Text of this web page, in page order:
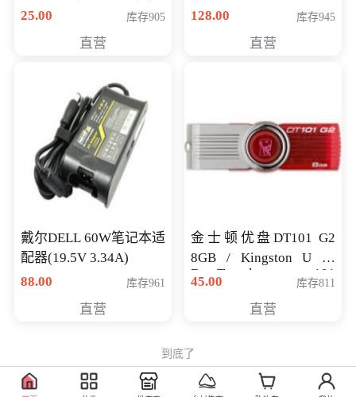
卡 CLASS 10
25.00 库存905
直营
128.00
库存945
直营
戴尔DELL 60W笔记本适
配器(19.5V 3.34A)
88.00
库存961
直营
金士顿优盘DT101 G2
8GB / Kingston U 盘
DataTraveler 101
Generati
45.00 库存811
直营
到底了